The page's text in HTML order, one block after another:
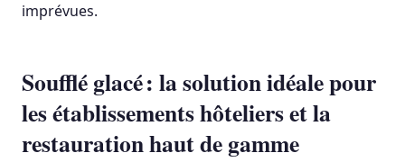
imprévues.
Soufflé glacé : la solution idéale pour
les établissements hôteliers et la
restauration haut de gamme